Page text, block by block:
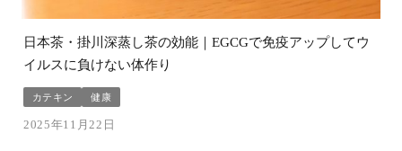
日本茶・掛川深蒸し茶の効能｜EGCGで免疫アップしてウ
イルスに負けない体作り
カテキン 健康
2025年11月22日